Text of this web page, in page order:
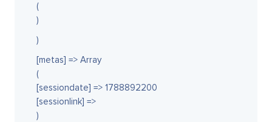
(
)
)
[metas] => Array
(
[sessiondate] => 1788892200
[sessionlink] =>
)